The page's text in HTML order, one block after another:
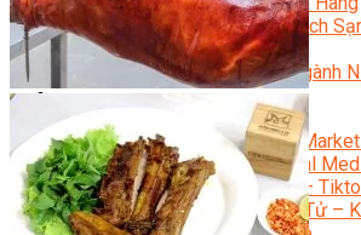
Khởi Sự Kinh Doanh Khách
AirBnB
Kiến Thức & Kỹ Năng Ngành
Marketing
Digital Marketing
Giám Đốc Digital
Chuyên Viên Social
Tiktok Marketing –
Thương Mại Điện Tử –